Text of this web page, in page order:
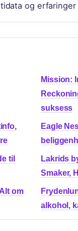
og
Mission:
suksess
Eagle
til
Lakrids
Smaker,
om
alkohol,